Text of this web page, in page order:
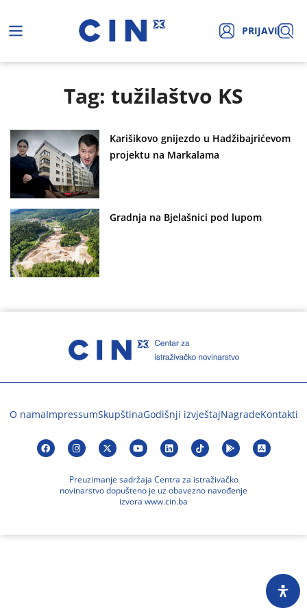
PRIJAVI
Tag: tužilaštvo KS
Karišikovo gnijezdo u Hadžibajrićevom
projektu na Markalama
Gradnja na Bjelašnici pod lupom
O namaImpressumSkupštinaGodišnji izvještajNagradeKontakti
Preuzimanje sadržaja Centra za istraživačko
novinarstvo dopušteno je uz obavezno navođenje
izvora www.cin.ba